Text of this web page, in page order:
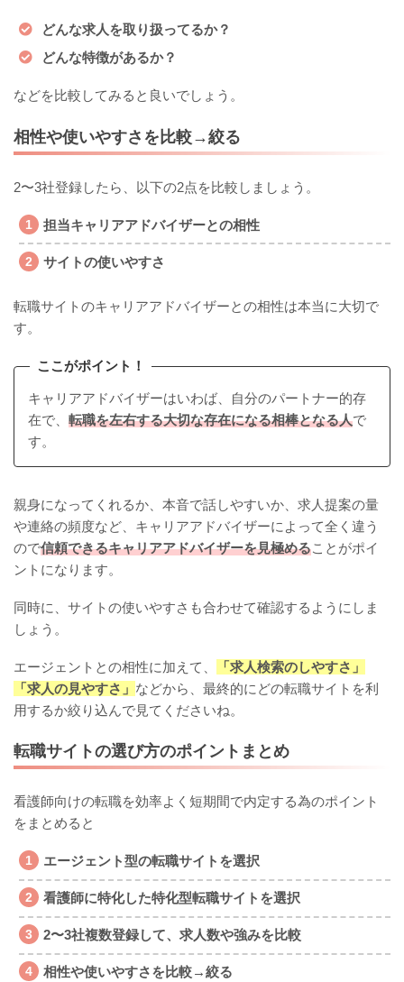
どんな求人を取り扱ってるか？
どんな特徴があるか？
などを比較してみると良いでしょう。
相性や使いやすさを比較→絞る
2〜3社登録したら、以下の2点を比較しましょう。
担当キャリアアドバイザーとの相性
サイトの使いやすさ
転職サイトのキャリアアドバイザーとの相性は本当に大切で
す。
ここがポイント！
キャリアアドバイザーはいわば、自分のパートナー的存
在で、 転職を左右する大切な存在になる相棒となる人で
す。
親身になってくれるか、本音で話しやすいか、求人提案の量
や連絡の頻度など、キャリアアドバイザーによって全く違う
ので信頼できるキャリアアドバイザーを見極めることがポイ
ントになります。
同時に、サイトの使いやすさも合わせて確認するようにしま
しょう。
エージェントとの相性に加えて、
「求人検索のしやすさ」
「求人の見やすさ」 などから、最終的にどの転職サイトを利
用するか絞り込んで見てくださいね。
転職サイトの選び方のポイントまとめ
看護師向けの転職を効率よく短期間で内定する為のポイント
をまとめると
エージェント型の転職サイトを選択
看護師に特化した特化型転職サイトを選択
2〜3社複数登録して、求人数や強みを比較
相性や使いやすさを比較→絞る